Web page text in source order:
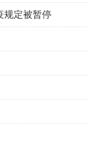
规定被暂停